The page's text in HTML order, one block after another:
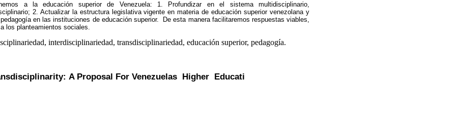
a la educación superior de Venezuela: 1. Profundizar en el sistema multidisciplinario,
2. Actualizar la estructura legislativa vigente en materia de educación superior venezolana y
en las instituciones de educación superior. De esta manera facilitaremos respuestas viables,
los planteamientos sociales.
interdisciplinariedad, transdisciplinariedad, educación superior, pedagogía.
A Proposal For Venezuelas Higher Educati